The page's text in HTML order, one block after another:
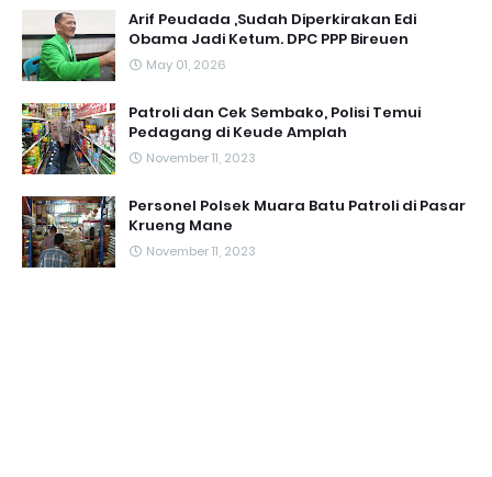
Arif Peudada ,Sudah Diperkirakan Edi
Obama Jadi Ketum. DPC PPP Bireuen
May 01, 2026
Patroli dan Cek Sembako, Polisi Temui
Pedagang di Keude Amplah
November 11, 2023
Personel Polsek Muara Batu Patroli di Pasar
Krueng Mane
November 11, 2023